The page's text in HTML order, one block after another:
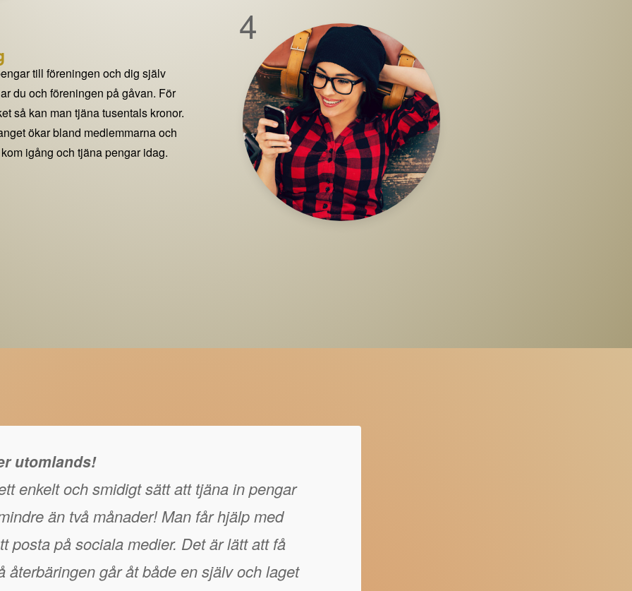
4
till föreningen och dig själv
du och föreningen på gåvan. För
så kan man tjäna tusentals kronor.
ökar bland medlemmarna och
igång och tjäna pengar idag.
utomlands!
enkelt och smidigt sätt att tjäna in pengar
än två månader! Man får hjälp med
posta på sociala medier. Det är lätt att få
återbäringen går åt både en själv och laget